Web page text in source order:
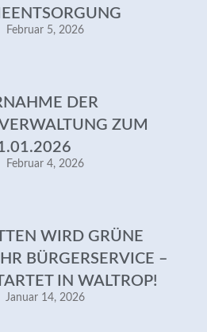
Februar 5, 2026
DER
ZUM
Februar 4, 2026
WIRD GRÜNE
BÜRGERSERVICE –
IN WALTROP!
Januar 14, 2026